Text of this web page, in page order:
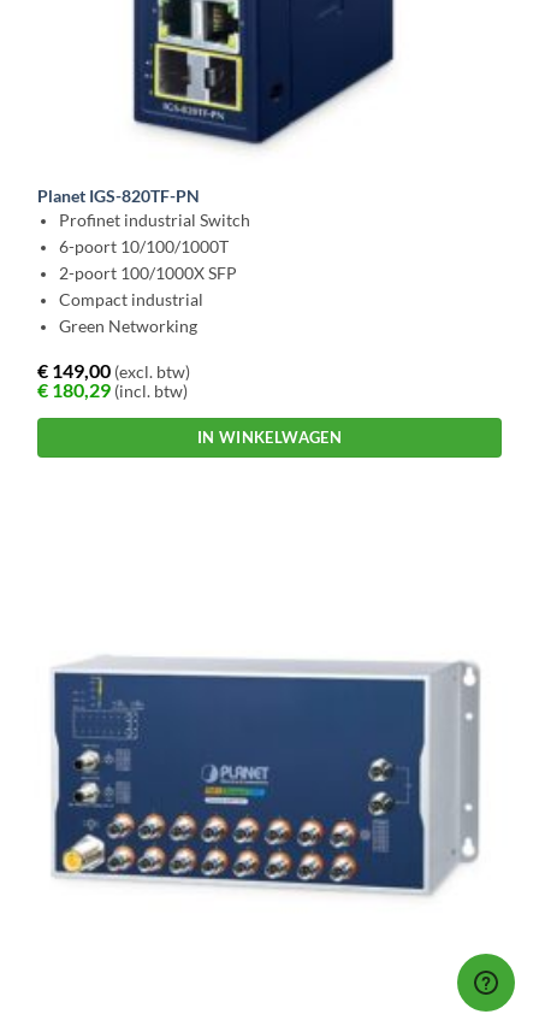
Planet IGS-820TF-PN
Profinet industrial Switch
6-poort 10/100/1000T
2-poort 100/1000X SFP
Compact industrial
Green Networking
€ 149,00 (excl. btw)
€ 180,29 (incl. btw)
IN WINKELWAGEN